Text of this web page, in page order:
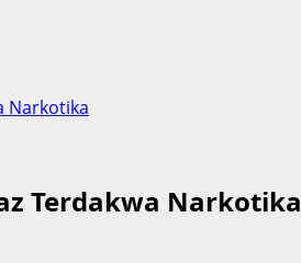
Narkotika
Terdakwa Narkotika